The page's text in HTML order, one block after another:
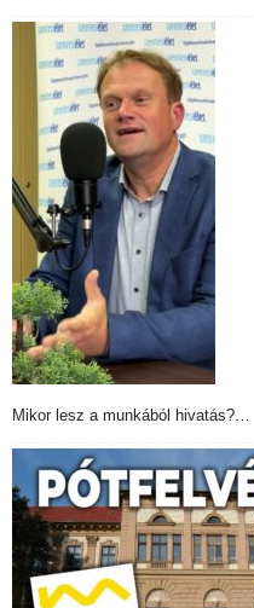
Mikor lesz a munkából hivatás?…